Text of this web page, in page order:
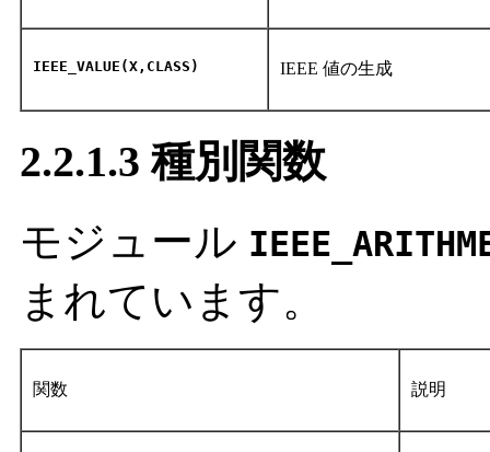
IEEE_VALUE(X,CLASS) IEEE 値の生成
2.2.1.3 種別関数
モジュール
まれています。
関数 説明